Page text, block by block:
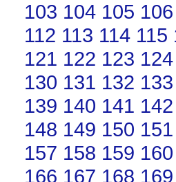
103 104 105 106
112 113 114 115
121 122 123 124
130 131 132 133
139 140 141 142
148 149 150 151
157 158 159 160
166 167 168 169